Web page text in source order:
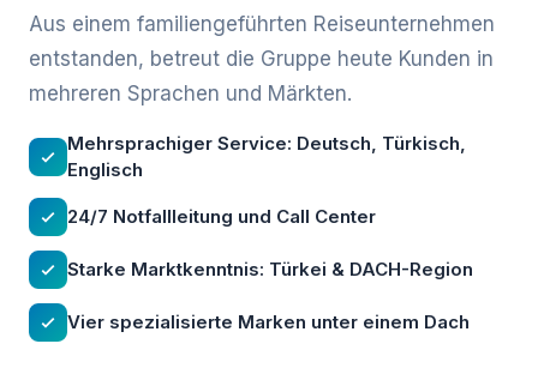
Aus einem familiengeführten Reiseunternehmen
entstanden, betreut die Gruppe heute Kunden in
mehreren Sprachen und Märkten.
Mehrsprachiger Service: Deutsch, Türkisch,
Englisch
24/7 Notfallleitung und Call Center
Starke Marktkenntnis: Türkei & DACH-Region
Vier spezialisierte Marken unter einem Dach